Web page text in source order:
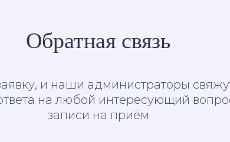
Обратная связь
и наши администраторы
на любой интересующий
записи на приём